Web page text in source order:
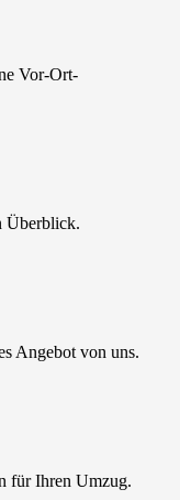
Vor-Ort-
Überblick.
Angebot von uns.
für Ihren Umzug.